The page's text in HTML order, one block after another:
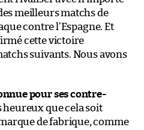
meilleurs matchs de
contre l’Espagne. Et
cette victoire
suivants. Nous avons
pour ses contre-
que cela soit
de fabrique, comme